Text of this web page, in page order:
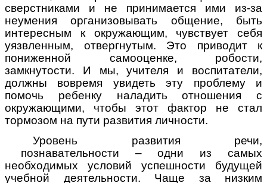
сверстниками и не принимается ими из-за
неумения организовывать общение, быть
интересным к окружающим, чувствует себя
уязвленным, отвергнутым. Это приводит к
пониженной самооценке, робости,
замкнутости. И мы, учителя и воспитатели,
должны вовремя увидеть эту проблему и
помочь ребенку наладить отношения с
окружающими, чтобы этот фактор не стал
тормозом на пути развития личности.
Уровень развития речи,
познавательности – одни из самых
необходимых условий успешности будущей
учебной деятельности. Чаще за низким